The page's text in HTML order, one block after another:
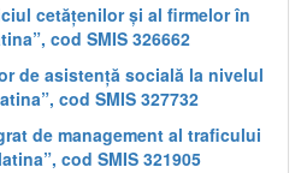
cetățenilor și al firmelor în
cod SMIS 326662
de asistență socială la nivelul
cod SMIS 327732
de management al traficului
cod SMIS 321905